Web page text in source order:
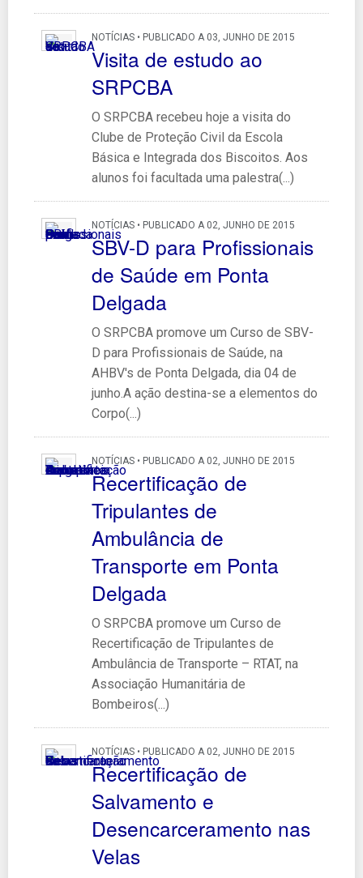
NOTÍCIAS • PUBLICADO A 03, JUNHO DE 2015
Visita de estudo ao
SRPCBA
O SRPCBA recebeu hoje a visita do
Clube de Proteção Civil da Escola
Básica e Integrada dos Biscoitos. Aos
alunos foi facultada uma palestra(...)
NOTÍCIAS • PUBLICADO A 02, JUNHO DE 2015
SBV-D para Profissionais
de Saúde em Ponta
Delgada
O SRPCBA promove um Curso de SBV-
D para Profissionais de Saúde, na
AHBV's de Ponta Delgada, dia 04 de
junho.A ação destina-se a elementos do
Corpo(...)
NOTÍCIAS • PUBLICADO A 02, JUNHO DE 2015
Recertificação de
Tripulantes de
Ambulância de
Transporte em Ponta
Delgada
O SRPCBA promove um Curso de
Recertificação de Tripulantes de
Ambulância de Transporte – RTAT, na
Associação Humanitária de
Bombeiros(...)
NOTÍCIAS • PUBLICADO A 02, JUNHO DE 2015
Recertificação de
Salvamento e
Desencarceramento nas
Velas